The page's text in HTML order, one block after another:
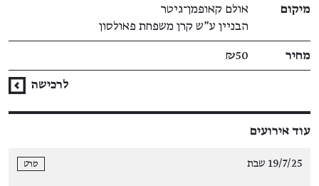
מיקום
אולם קאופמן־גיטר
הבניין ע"ש קרן משפחת פאולסון
מחיר ₪50
לרכישה
עוד אירועים
19/7/25 שבת סרט